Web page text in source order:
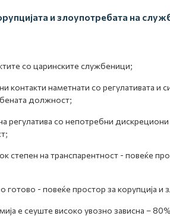
и злоупотребата на
со царинските службеници;
контакти наметнати со регулативата и
должност;
регулатива со непотребни дискрециони
степен на транспарентност - повеќе
готово - повеќе простор за корупција
е сеуште високо увозно зависна –